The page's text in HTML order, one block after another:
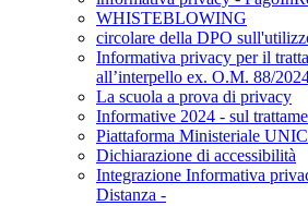
WHISTEBLOWING
circolare della DPO
Informativa privacy per il
all’interpello ex. O.M. 88/
La scuola a prova di privacy
Informative 2024 - sul
Piattaforma Ministeriale
Dichiarazione di accessibilità
Integrazione Informativa
Distanza -